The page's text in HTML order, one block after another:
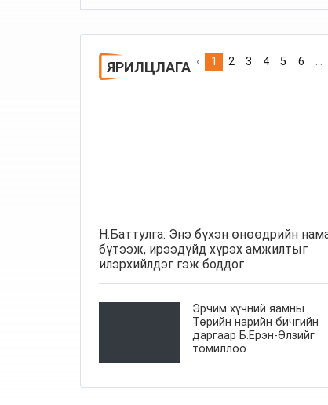
ЯРИЛЦЛАГА ‹ 1 2 3 4 5 6 ...
Н.Баттулга: Энэ бүхэн өнөөдрийн
бүтээж, ирээдүйд хүрэх амжилтыг
илэрхийлдэг гэж боддог
Эрчим хүчний яамны
Төрийн нарийн бичгийн
даргаар Б.Ерэн-Өлзийг
томиллоо